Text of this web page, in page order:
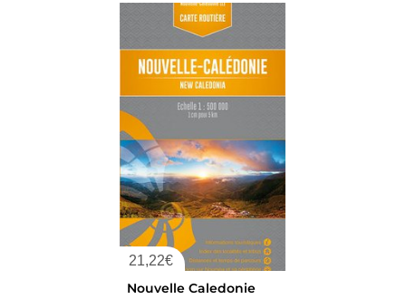
21,22€
Nouvelle Caledonie